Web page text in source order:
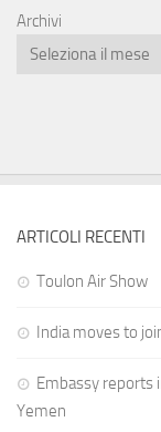
Archivi
ARTICOLI RECENTI
Toulon Air Show
India moves to
Embassy reports
Yemen